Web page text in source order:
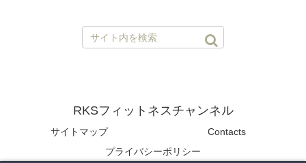
RKSフィットネスチャンネル
サイトマップ
Contacts
プライバシーポリシー